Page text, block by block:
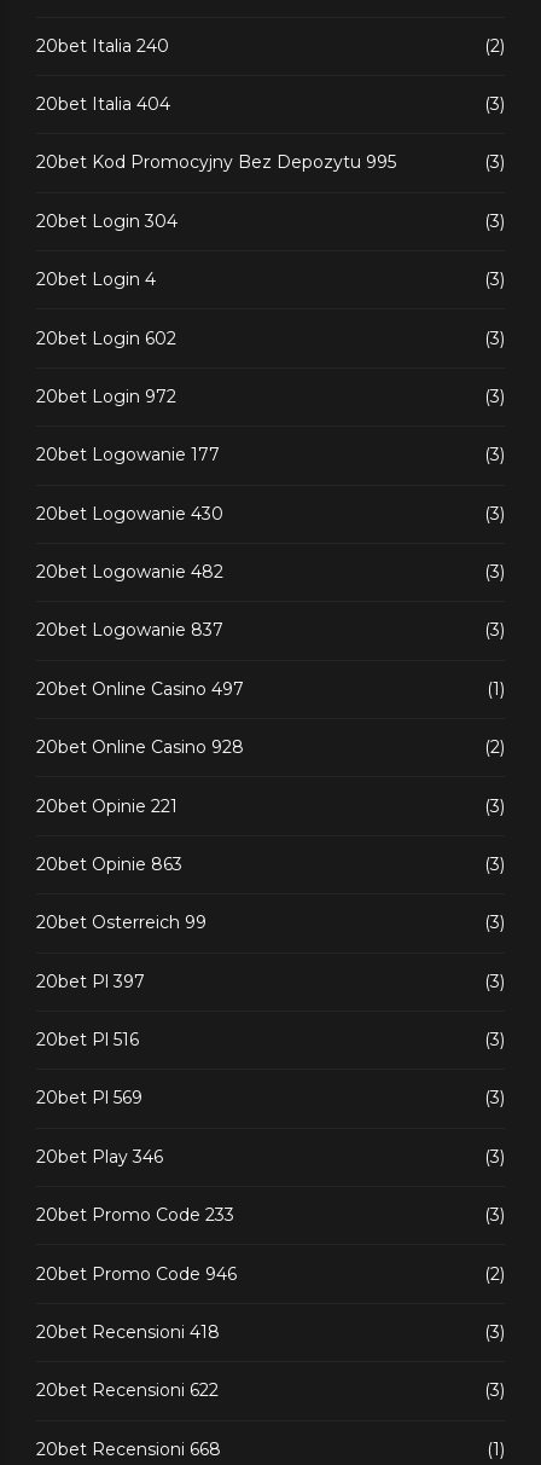
20bet Italia 240 (2)
20bet Italia 404 (3)
20bet Kod Promocyjny Bez Depozytu 995 (3)
20bet Login 304 (3)
20bet Login 4 (3)
20bet Login 602 (3)
20bet Login 972 (3)
20bet Logowanie 177 (3)
20bet Logowanie 430 (3)
20bet Logowanie 482 (3)
20bet Logowanie 837 (3)
20bet Online Casino 497 (1)
20bet Online Casino 928 (2)
20bet Opinie 221 (3)
20bet Opinie 863 (3)
20bet Osterreich 99 (3)
20bet Pl 397 (3)
20bet Pl 516 (3)
20bet Pl 569 (3)
20bet Play 346 (3)
20bet Promo Code 233 (3)
20bet Promo Code 946 (2)
20bet Recensioni 418 (3)
20bet Recensioni 622 (3)
20bet Recensioni 668 (1)